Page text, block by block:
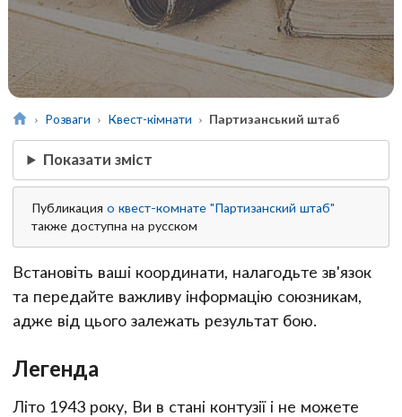
Розваги Квест-кімнати Партизанський штаб
Показати зміст
Публикацияо квест-комнате "Партизанский штаб"
также доступна на русском
Встановіть ваші координати, налагодьте зв'язок
та передайте важливу інформацію союзникам,
адже від цього залежать результат бою.
Легенда
Літо 1943 року, Ви в стані контузії і не можете